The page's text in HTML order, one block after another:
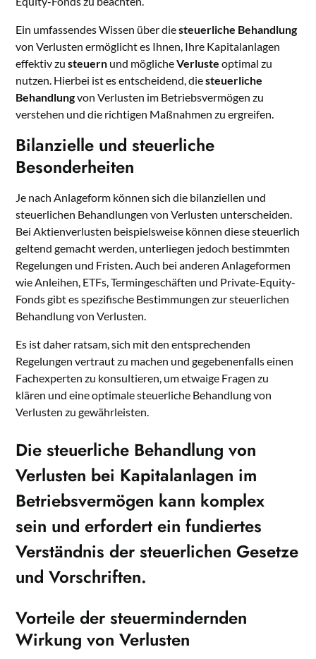
Ein umfassendes Wissen über diesteuerliche Behandlung
von Verlusten ermöglicht es Ihnen, Ihre Kapitalanlagen
effektiv zusteuern und möglicheVerluste optimal zu
nutzen. Hierbei ist es entscheidend, diesteuerliche
Behandlungvon Verlusten im Betriebsvermögen zu
verstehen und die richtigen Maßnahmen zu ergreifen.
Bilanzielle und steuerliche
Besonderheiten
Je nach Anlageform können sich die bilanziellen und
steuerlichen Behandlungen von Verlusten unterscheiden.
Bei Aktienverlusten beispielsweise können diese steuerlich
geltend gemacht werden, unterliegen jedoch bestimmten
Regelungen und Fristen. Auch bei anderen Anlageformen
wie Anleihen, ETFs, Termingeschäften und Private-Equity-
Fonds gibt es spezifische Bestimmungen zur steuerlichen
Behandlung von Verlusten.
Es ist daher ratsam, sich mit den entsprechenden
Regelungen vertraut zu machen und gegebenenfalls einen
Fachexperten zu konsultieren, um etwaige Fragen zu
klären und eine optimale steuerliche Behandlung von
Verlusten zu gewährleisten.
Die steuerliche Behandlung von
Verlusten bei Kapitalanlagen im
Betriebsvermögen kann komplex
sein und erfordert ein fundiertes
Verständnis der steuerlichen Gesetze
und Vorschriften.
Vorteile der steuermindernden
Wirkung von Verlusten